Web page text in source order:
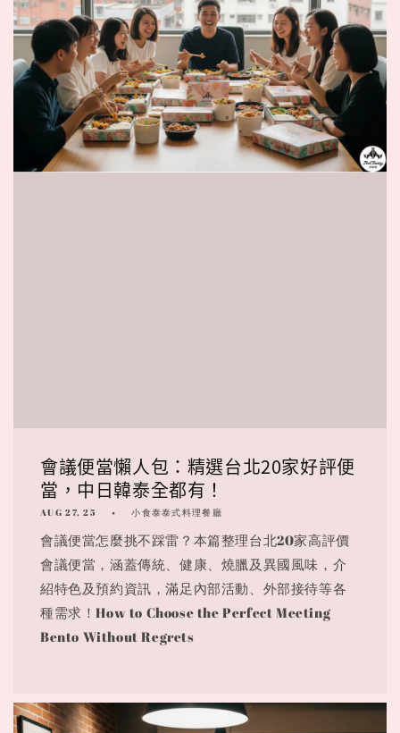
會議便當懶人包：精選台北20家好評便
當，中日韓泰全都有！
AUG 27, 25 小食泰泰式料理餐廳
會議便當怎麼挑不踩雷？本篇整理台北20家高評價
會議便當，涵蓋傳統、健康、燒臘及異國風味，介
紹特色及預約資訊，滿足內部活動、外部接待等各
種需求！How to Choose the Perfect Meeting
Bento Without Regrets